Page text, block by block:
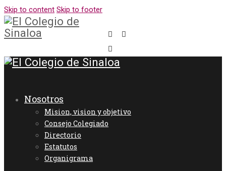
Skip to content Skip to footer
Nosotros
Mision, vision y objetivo
Consejo Colegiado
Directorio
Estatutos
Organigrama